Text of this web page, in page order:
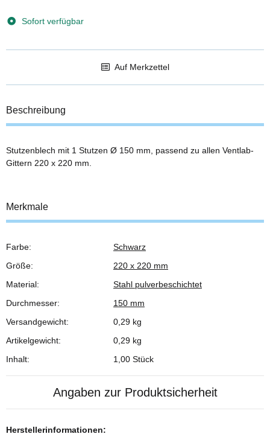
Sofort verfügbar
Auf Merkzettel
Beschreibung
Stutzenblech mit 1 Stutzen Ø 150 mm, passend zu allen Ventlab-
Gittern 220 x 220 mm.
Merkmale
Produkteigenschaft
Wert
Farbe:
Schwarz
Größe:
220 x 220 mm
Material:
Stahl pulverbeschichtet
Durchmesser:
150 mm
Versandgewicht:
0,29 kg
Artikelgewicht:
0,29 kg
Inhalt:
1,00 Stück
Angaben zur Produktsicherheit
Herstellerinformationen: